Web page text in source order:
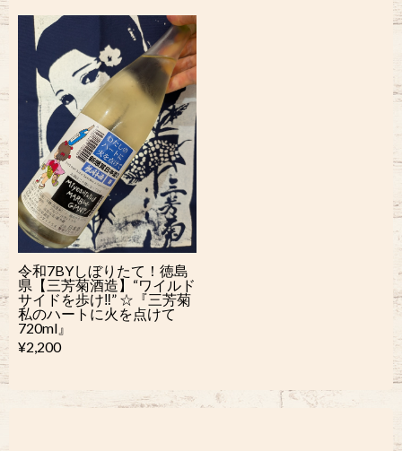
令和7BYしぼりたて！徳島
県【三芳菊酒造】“ワイルド
サイドを歩け‼︎” ☆『三芳菊
私のハートに火を点けて
720ml』
¥2,200